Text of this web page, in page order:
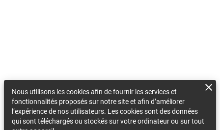
Nous utilisons les cookies afin de fournir les services et
fonctionnalités proposés sur notre site et afin d’améliorer
l’expérience de nos utilisateurs. Les cookies sont des données
qui sont téléchargés ou stockés sur votre ordinateur ou sur tout